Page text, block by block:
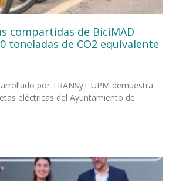
compartidas de BiciMAD
toneladas de CO2 equivalente
por TRANSyT UPM demuestra
eléctricas del Ayuntamiento de